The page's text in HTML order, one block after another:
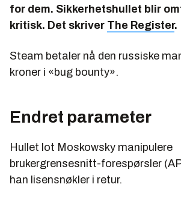
for dem. Sikkerhetshullet blir
kritisk. Det skriver The Register.
Steam betaler nå den russiske
kroner i «bug bounty».
Endret parameter
Hullet lot Moskowsky manipulere
brukergrensesnitt-forespørsler
han lisensnøkler i retur.